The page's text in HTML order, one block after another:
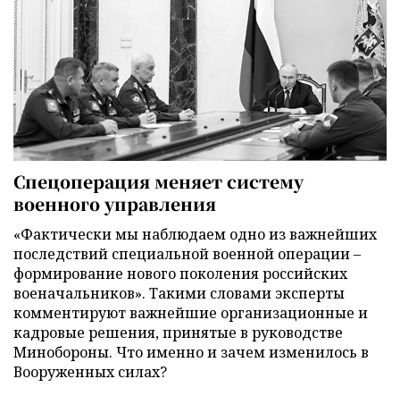
Спецоперация меняет систему
военного управления
«Фактически мы наблюдаем одно из важнейших
последствий специальной военной операции –
формирование нового поколения российских
военачальников». Такими словами эксперты
комментируют важнейшие организационные и
кадровые решения, принятые в руководстве
Минобороны. Что именно и зачем изменилось в
Вооруженных силах?